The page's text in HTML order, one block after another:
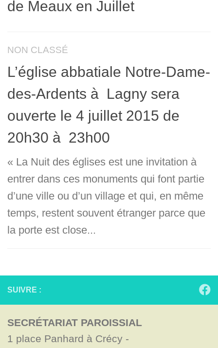
de Meaux en Juillet
NON CLASSÉ
L’église abbatiale Notre-Dame-
des-Ardents à Lagny sera
ouverte le 4 juillet 2015 de
20h30 à 23h00
« La Nuit des églises est une invitation à
entrer dans ces monuments qui font partie
d’une ville ou d’un village et qui, en même
temps, restent souvent étranger parce que
la porte est close...
SUIVRE :
SECRÉTARIAT PAROISSIAL
1 place Panhard à Crécy -